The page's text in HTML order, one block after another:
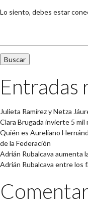
Lo siento, debes estar
Entradas
Julieta Ramírez y Netza
Clara Brugada invierte 5 mil
Quién es Aureliano
de la Federación
Adrián Rubalcava aumenta
Adrián Rubalcava entre los